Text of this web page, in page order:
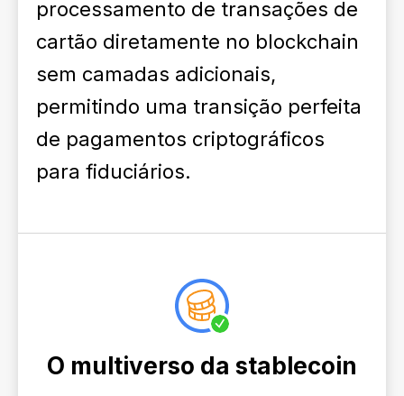
processamento de transações de
cartão diretamente no blockchain
sem camadas adicionais,
permitindo uma transição perfeita
de pagamentos criptográficos
para fiduciários.
O multiverso da stablecoin